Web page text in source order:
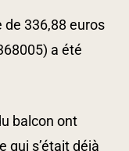
de 336,88 euros
a été
balcon ont
qui s’était déjà